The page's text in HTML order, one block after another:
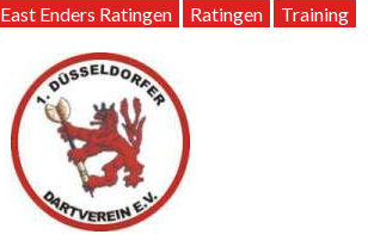
East Enders Ratingen Ratingen Training